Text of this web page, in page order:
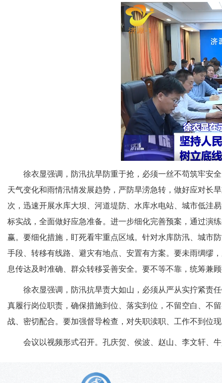
徐衣显强调，防汛抗旱防重于抢，必须一丝不苟筑牢安
天气变化和雨情汛情发展趋势，严防旱涝急转，做好应对长
次，迅速开展水库大坝、河道堤防、水库水电站、城市低洼
标实战，全面做好应急准备。进一步细化完善预案，通过演
赢。要细化措施，盯死看牢重点区域。针对水库防汛、城市
手段、转移有线路、避灾有地点、安置有方案。要未雨绸缪
息传达及时准确、群众转移妥善安全。要不等不靠，统筹兼
徐衣显强调，防汛抗旱责大如山，必须从严从实拧紧责
真履行岗位职责，确保措施到位、落实到位，不留空白、不
战、密切配合。要加强督导检查，对失职渎职、工作不到位
会议以视频形式召开。孔庆贺、侯波、赵山、李文轩、